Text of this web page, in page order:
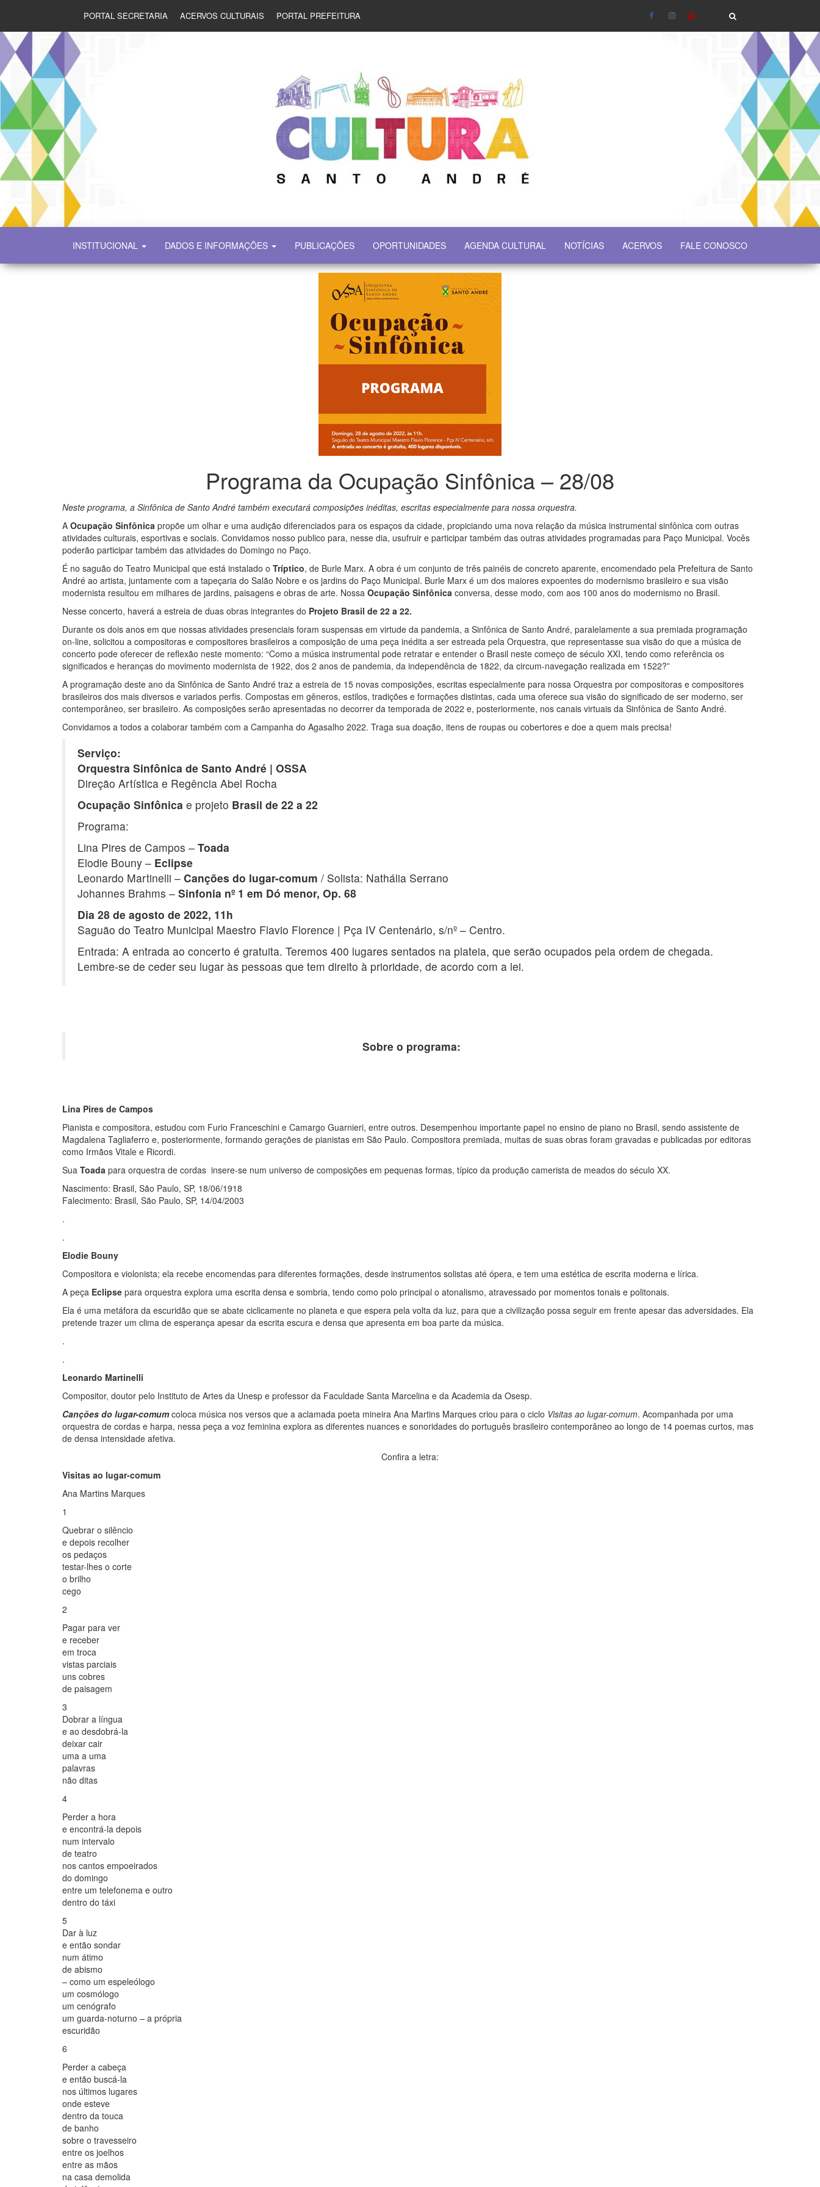
PORTAL SECRETARIA ACERVOS CULTURAIS PORTAL PREFEITURA
SECULT
INSTITUCIONAL DADOS E INFORMAÇÕES PUBLICAÇÕES OPORTUNIDADES AGENDA CULTURAL NOTÍCIAS ACERVOS FALE CONOSCO
Programa da Ocupação Sinfônica – 28/08
Neste programa, a Sinfônica de Santo André também executará composições inéditas, escritas especialmente para nossa orquestra.
A Ocupação Sinfônica propõe um olhar e uma audição diferenciados para os espaços da cidade, propiciando uma nova relação da música instrumental sinfônica com outras
atividades culturais, esportivas e sociais. Convidamos nosso publico para, nesse dia, usufruir e participar também das outras atividades programadas para Paço Municipal. Vocês
poderão participar também das atividades do Domingo no Paço.
É no saguão do Teatro Municipal que está instalado o Tríptico, de Burle Marx. A obra é um conjunto de três painéis de concreto aparente, encomendado pela Prefeitura de Santo
André ao artista, juntamente com a tapeçaria do Salão Nobre e os jardins do Paço Municipal. Burle Marx é um dos maiores expoentes do modernismo brasileiro e sua visão
modernista resultou em milhares de jardins, paisagens e obras de arte. Nossa Ocupação Sinfônica conversa, desse modo, com aos 100 anos do modernismo no Brasil.
Nesse concerto, haverá a estreia de duas obras integrantes do Projeto Brasil de 22 a 22.
Durante os dois anos em que nossas atividades presenciais foram suspensas em virtude da pandemia, a Sinfônica de Santo André, paralelamente a sua premiada programação
on-line, solicitou a compositoras e compositores brasileiros a composição de uma peça inédita a ser estreada pela Orquestra, que representasse sua visão do que a música de
concerto pode oferecer de reflexão neste momento: “Como a música instrumental pode retratar e entender o Brasil neste começo de século XXI, tendo como referência os
significados e heranças do movimento modernista de 1922, dos 2 anos de pandemia, da independência de 1822, da circum-navegação realizada em 1522?”
A programação deste ano da Sinfônica de Santo André traz a estreia de 15 novas composições, escritas especialmente para nossa Orquestra por compositoras e compositores
brasileiros dos mais diversos e variados perfis. Compostas em gêneros, estilos, tradições e formações distintas, cada uma oferece sua visão do significado de ser moderno, ser
contemporâneo, ser brasileiro. As composições serão apresentadas no decorrer da temporada de 2022 e, posteriormente, nos canais virtuais da Sinfônica de Santo André.
Convidamos a todos a colaborar também com a Campanha do Agasalho 2022. Traga sua doação, itens de roupas ou cobertores e doe a quem mais precisa!
Serviço:
Orquestra Sinfônica de Santo André | OSSA
Direção Artística e Regência Abel Rocha
Ocupação Sinfônica e projeto Brasil de 22 a 22
Programa:
Lina Pires de Campos – Toada
Elodie Bouny – Eclipse
Leonardo Martinelli – Canções do lugar-comum / Solista: Nathália Serrano
Johannes Brahms – Sinfonia nº 1 em Dó menor, Op. 68
Dia 28 de agosto de 2022, 11h
Saguão do Teatro Municipal Maestro Flavio Florence | Pça IV Centenário, s/nº – Centro.
Entrada: A entrada ao concerto é gratuita. Teremos 400 lugares sentados na plateia, que serão ocupados pela ordem de chegada.
Lembre-se de ceder seu lugar às pessoas que tem direito à prioridade, de acordo com a lei.
Sobre o programa:
Lina Pires de Campos
Pianista e compositora, estudou com Furio Franceschini e Camargo Guarnieri, entre outros. Desempenhou importante papel no ensino de piano no Brasil, sendo assistente de
Magdalena Tagliaferro e, posteriormente, formando gerações de pianistas em São Paulo. Compositora premiada, muitas de suas obras foram gravadas e publicadas por editoras
como Irmãos Vitale e Ricordi.
Sua Toada para orquestra de cordas insere-se num universo de composições em pequenas formas, típico da produção camerista de meados do século XX.
Nascimento: Brasil, São Paulo, SP, 18/06/1918
Falecimento: Brasil, São Paulo, SP, 14/04/2003
.
.
Elodie Bouny
Compositora e violonista; ela recebe encomendas para diferentes formações, desde instrumentos solistas até ópera, e tem uma estética de escrita moderna e lírica.
A peça Eclipse para orquestra explora uma escrita densa e sombria, tendo como polo principal o atonalismo, atravessado por momentos tonais e politonais.
Ela é uma metáfora da escuridão que se abate ciclicamente no planeta e que espera pela volta da luz, para que a civilização possa seguir em frente apesar das adversidades. Ela
pretende trazer um clima de esperança apesar da escrita escura e densa que apresenta em boa parte da música.
.
.
Leonardo Martinelli
Compositor, doutor pelo Instituto de Artes da Unesp e professor da Faculdade Santa Marcelina e da Academia da Osesp.
Canções do lugar-comumcoloca música nos versos que a aclamada poeta mineira Ana Martins Marques criou para o ciclo Visitas ao lugar-comum. Acompanhada por uma
orquestra de cordas e harpa, nessa peça a voz feminina explora as diferentes nuances e sonoridades do português brasileiro contemporâneo ao longo de 14 poemas curtos, mas
de densa intensidade afetiva.
Confira a letra:
Visitas ao lugar-comum
Ana Martins Marques
1
Quebrar o silêncio
e depois recolher
os pedaços
testar-lhes o corte
o brilho
cego
2
Pagar para ver
e receber
em troca
vistas parciais
uns cobres
de paisagem
3
Dobrar a língua
e ao desdobrá-la
deixar cair
uma a uma
palavras
não ditas
4
Perder a hora
e encontrá-la depois
num intervalo
de teatro
nos cantos empoeirados
do domingo
entre um telefonema e outro
dentro do táxi
5
Dar à luz
e então sondar
num átimo
de abismo
– como um espeleólogo
um cosmólogo
um cenógrafo
um guarda-noturno – a própria
escuridão
6
Perder a cabeça
e então buscá-la
nos últimos lugares
onde esteve
dentro da touca
de banho
sobre o travesseiro
entre os joelhos
entre as mãos
na casa demolida